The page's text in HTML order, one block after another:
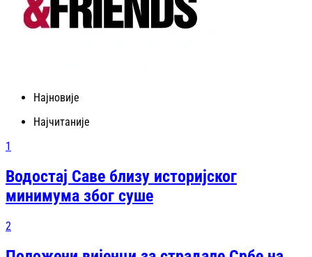
Најновије
Најчитаније
1
Водостај Саве близу историјског
минимума због суше
2